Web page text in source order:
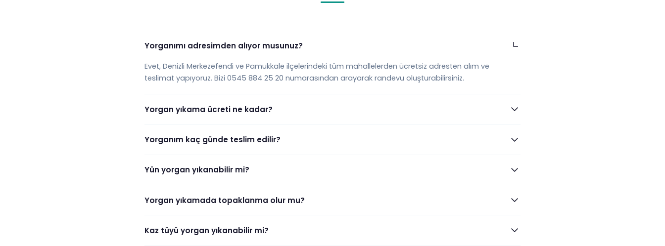
Yorganımı adresimden alıyor musunuz?
Evet, Denizli Merkezefendi ve Pamukkale ilçelerindeki tüm mahallelerden ücretsiz adresten alım ve
teslimat yapıyoruz. Bizi 0545 884 25 20 numarasından arayarak randevu oluşturabilirsiniz.
Yorgan yıkama ücreti ne kadar?
Yorganım kaç günde teslim edilir?
Yün yorgan yıkanabilir mi?
Yorgan yıkamada topaklanma olur mu?
Kaz tüyü yorgan yıkanabilir mi?